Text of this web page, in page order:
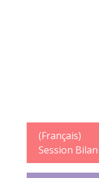
(Français)
Session Bilan